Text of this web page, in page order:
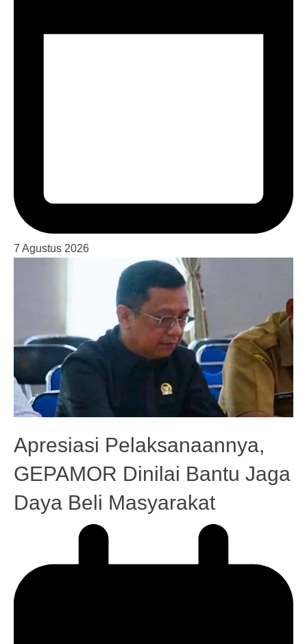
7 Agustus 2026
Apresiasi Pelaksanaannya,
GEPAMOR Dinilai Bantu Jaga
Daya Beli Masyarakat